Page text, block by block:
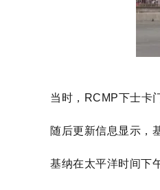
当时，RCMP下士卡
随后更新信息显示，
基纳在太平洋时间下